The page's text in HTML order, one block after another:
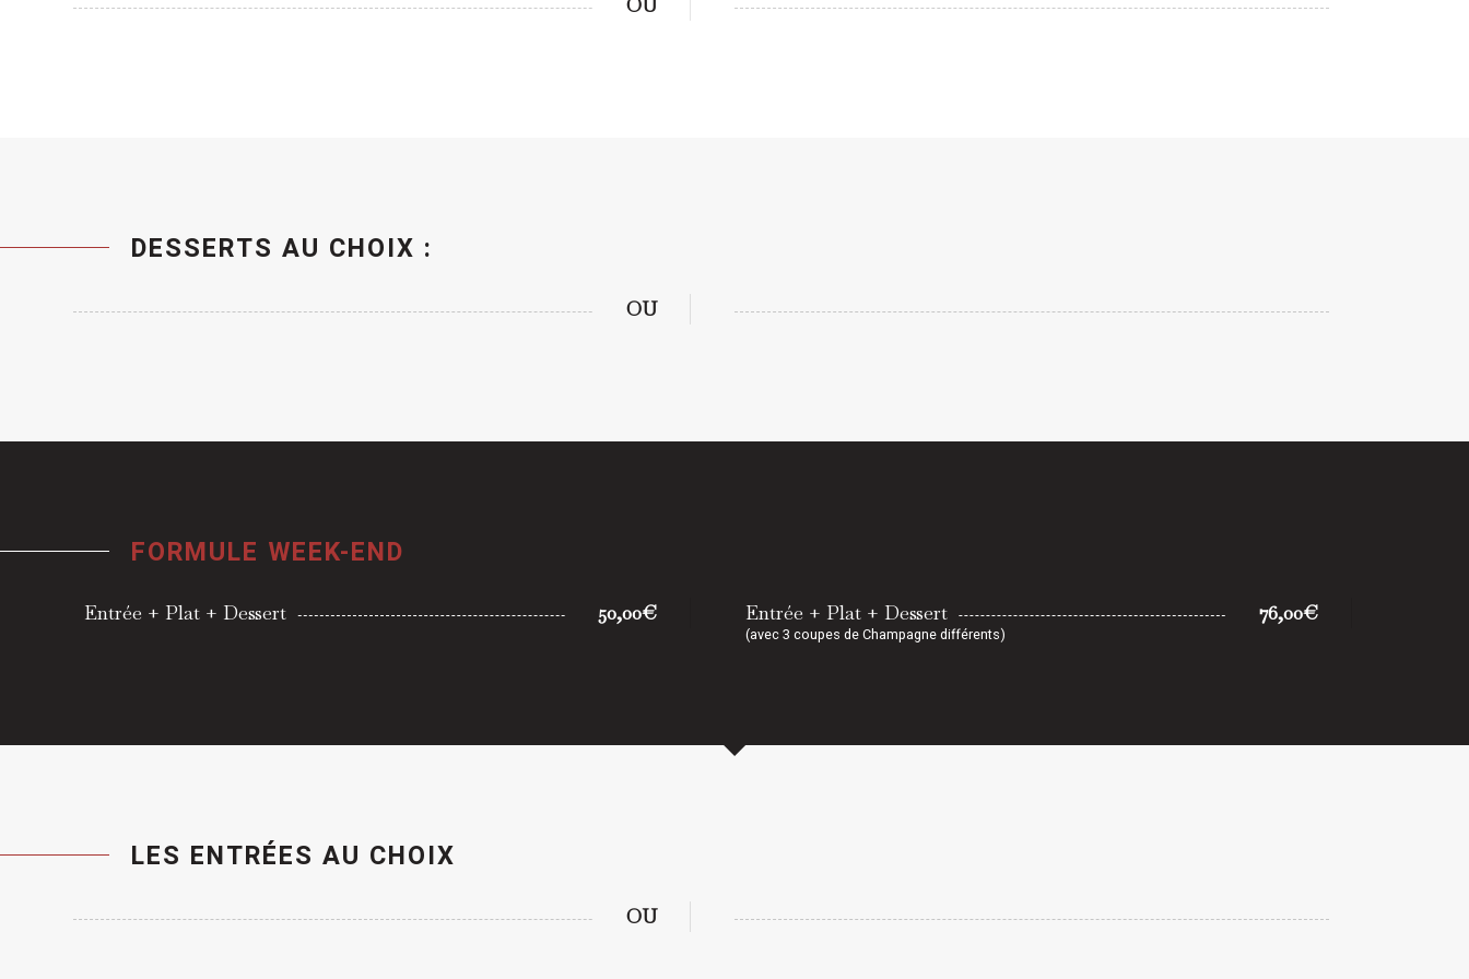
DESSERTS AU CHOIX :
OU
FORMULE WEEK-END
Entrée + Plat + Dessert 50,00€ Entrée + Plat + Dessert 76,00€
(avec 3 coupes de Champagne différents)
LES ENTRÉES AU CHOIX
OU